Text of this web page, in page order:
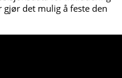
gjør det mulig å feste den